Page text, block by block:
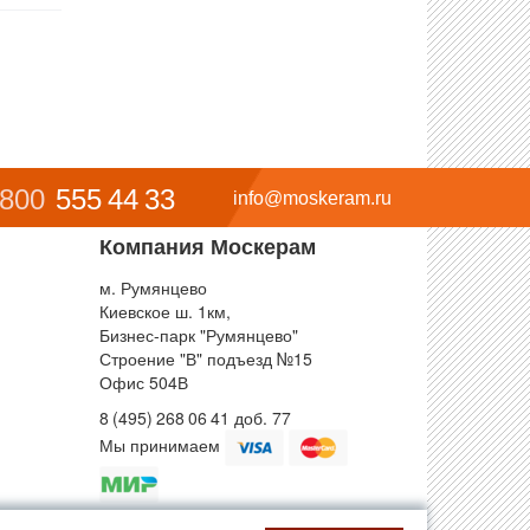
info@moskeram.ru
555 44 33
Компания Москерам
м. Румянцево
Киевское ш. 1км,
Бизнес-парк "Румянцево"
Строение "В" подъезд №15
Офис 504В
8 (495) 268 06 41 доб. 77
Мы принимаем